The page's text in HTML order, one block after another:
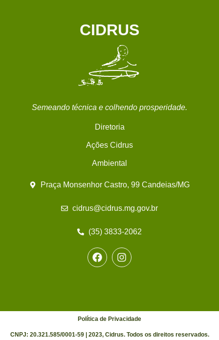
CIDRUS
Semeando técnica e colhendo prosperidade.
Diretoria
Ações Cidrus
Ambiental
Praça Monsenhor Castro, 99 Candeias/MG
cidrus@cidrus.mg.gov.br
(35) 3833-2062
Política de Privacidade
CNPJ: 20.321.585/0001-59 | 2023, Cidrus. Todos os direitos reservados.